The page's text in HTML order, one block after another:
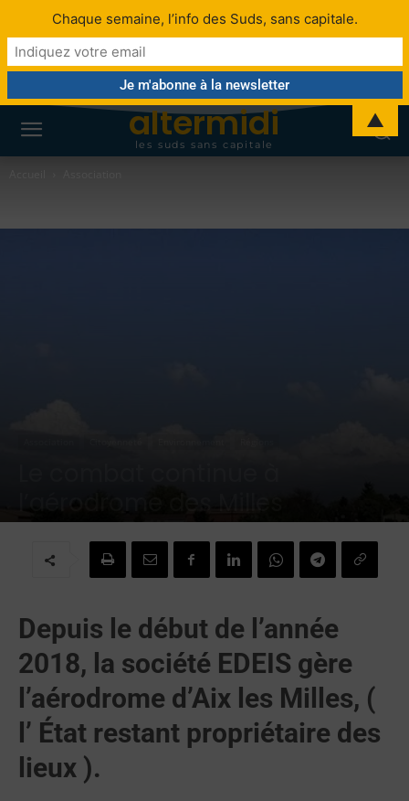
altermidi
les suds sans capitale
Depuis le début de l’année
2018, la société EDEIS gère
l’aérodrome d’Aix les Milles, (
l’ État restant propriétaire des
lieux ).
Chaque semaine, l’info des Suds, sans capitale.
▲